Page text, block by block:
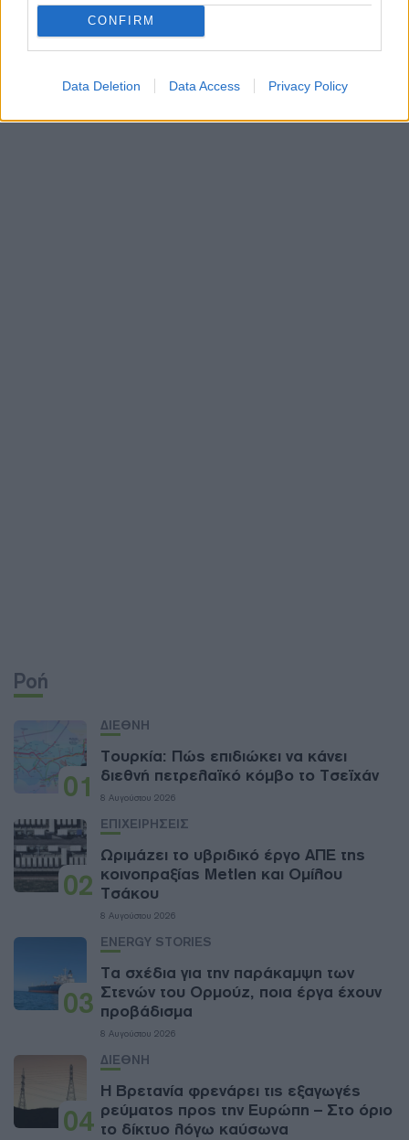
CONFIRM
Data Deletion Data Access Privacy Policy
Πάνος (ΕΣΣΑΗΕ): Οι μπαταρίες θα έπρεπε
να αδειοδοτούνται μέσα σε ένα έτος
Ροή
01
ΔΙΕΘΝΗ
Τουρκία: Πώς επιδιώκει να κάνει
διεθνή πετρελαϊκό κόμβο το Τσεϊχάν
8 Αυγούστου 2026
02
ΕΠΙΧΕΙΡΗΣΕΙΣ
Ωριμάζει το υβριδικό έργο ΑΠΕ της
κοινοπραξίας Metlen και Ομίλου
Τσάκου
8 Αυγούστου 2026
03
ENERGY STORIES
Τα σχέδια για την παράκαμψη των
Στενών του Ορμούζ, ποια έργα έχουν
προβάδισμα
8 Αυγούστου 2026
04
ΔΙΕΘΝΗ
Η Βρετανία φρενάρει τις εξαγωγές
ρεύματος προς την Ευρώπη – Στο όριο
το δίκτυο λόγω καύσωνα